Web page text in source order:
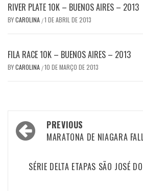
RIVER PLATE 10K – BUENOS AIRES – 2013
BYCAROLINA /1 DE ABRIL DE 2013
FILA RACE 10K – BUENOS AIRES – 2013
BYCAROLINA /10 DE MARÇO DE 2013
Post
navigation
PREVIOUS
MARATONA DE NIAGARA
SÉRIE DELTA ETAPAS SÃO JOSÉ